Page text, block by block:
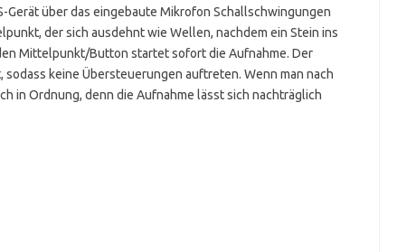
Gerät über das eingebaute Mikrofon Schallschwingungen
der sich ausdehnt wie Wellen, nachdem ein Stein ins
Mittelpunkt/Button startet sofort die Aufnahme. Der
keine Übersteuerungen auftreten. Wenn man nach
in Ordnung, denn die Aufnahme lässt sich nachträglich